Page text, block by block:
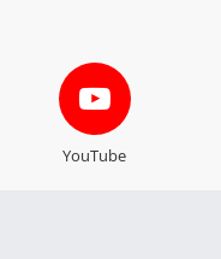
YouTube